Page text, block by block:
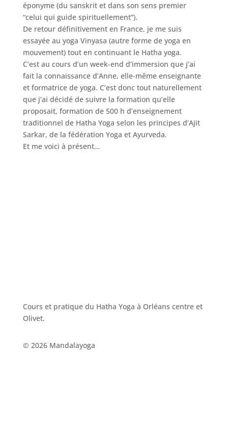
éponyme (du sanskrit et dans son sens premier
“celui qui guide spirituellement”).
De retour définitivement en France, je me suis
essayée au yoga Vinyasa (autre forme de yoga en
mouvement) tout en continuant le Hatha yoga.
C’est au cours d’un week-end d’immersion que j’ai
fait la connaissance d’Anne, elle-même enseignante
et formatrice de yoga. C’est donc tout naturellement
que j’ai décidé de suivre la formation qu’elle
proposait, formation de 500 h d’enseignement
traditionnel de Hatha Yoga selon les principes d’Ajit
Sarkar, de la fédération Yoga et Ayurveda.
Et me voici à présent…
Cours et pratique du Hatha Yoga à Orléans centre et
Olivet.
© 2026 Mandalayoga